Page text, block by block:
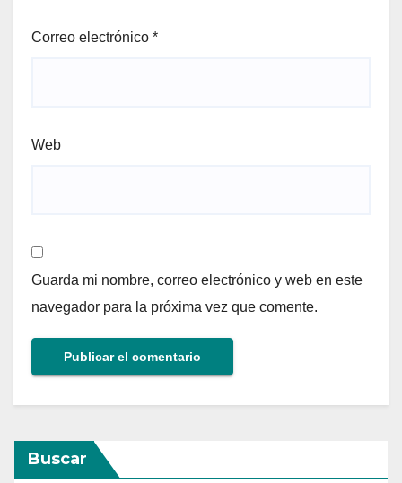
Correo electrónico *
Web
Guarda mi nombre, correo electrónico y web en este
navegador para la próxima vez que comente.
Buscar